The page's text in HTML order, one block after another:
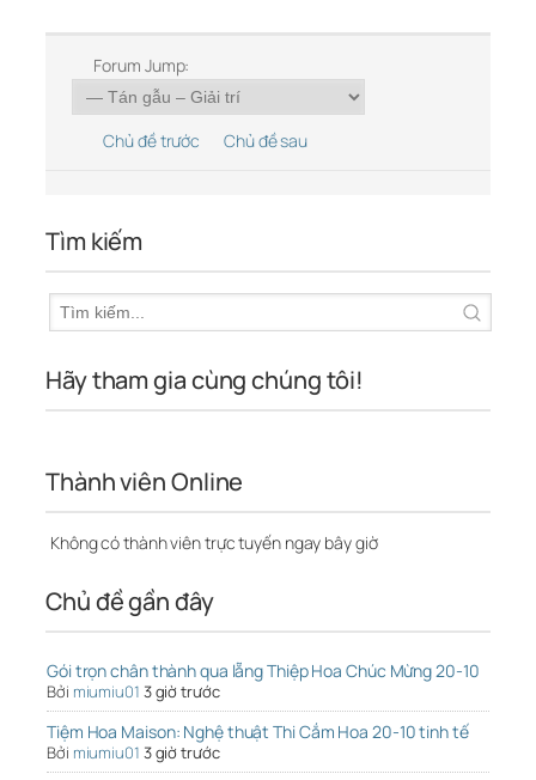
Forum Jump:
Chủ đề trước Chủ đề sau
Tìm kiếm
Hãy tham gia cùng chúng tôi!
Thành viên Online
Không có thành viên trực tuyến ngay bây giờ
Chủ đề gần đây
Gói trọn chân thành qua lẵng Thiệp Hoa Chúc Mừng 20-10
Bởi miumiu01 3 giờ trước
Tiệm Hoa Maison: Nghệ thuật Thi Cắm Hoa 20-10 tinh tế
Bởi miumiu01 3 giờ trước